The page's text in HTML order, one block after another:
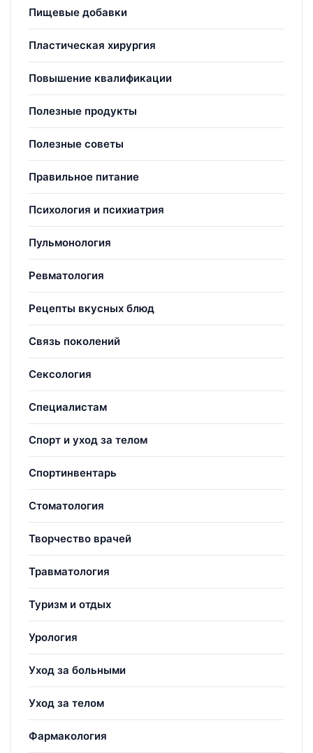
Пищевые добавки
Пластическая хирургия
Повышение квалификации
Полезные продукты
Полезные советы
Правильное питание
Психология и психиатрия
Пульмонология
Ревматология
Рецепты вкусных блюд
Связь поколений
Сексология
Специалистам
Спорт и уход за телом
Спортинвентарь
Стоматология
Творчество врачей
Травматология
Туризм и отдых
Урология
Уход за больными
Уход за телом
Фармакология